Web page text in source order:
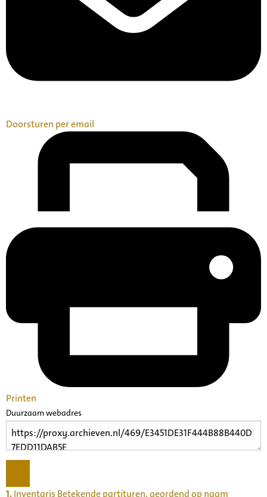
Doorsturen per email
Printen
Duurzaam webadres
1.Inventaris Betekende partituren, geordend op naam